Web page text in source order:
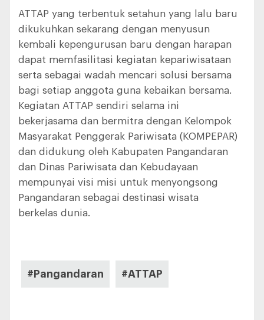
ATTAP yang terbentuk setahun yang lalu baru
dikukuhkan sekarang dengan menyusun
kembali kepengurusan baru dengan harapan
dapat memfasilitasi kegiatan kepariwisataan
serta sebagai wadah mencari solusi bersama
bagi setiap anggota guna kebaikan bersama.
Kegiatan ATTAP sendiri selama ini
bekerjasama dan bermitra dengan Kelompok
Masyarakat Penggerak Pariwisata (KOMPEPAR)
dan didukung oleh Kabupaten Pangandaran
dan Dinas Pariwisata dan Kebudayaan
mempunyai visi misi untuk menyongsong
Pangandaran sebagai destinasi wisata
berkelas dunia.
#Pangandaran #ATTAP